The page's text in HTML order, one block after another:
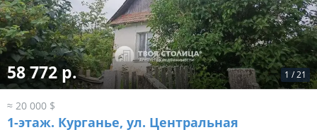
1 /21
58 772 р.
≈ 20 000 $
1-этаж. Курганье, ул. Центральная